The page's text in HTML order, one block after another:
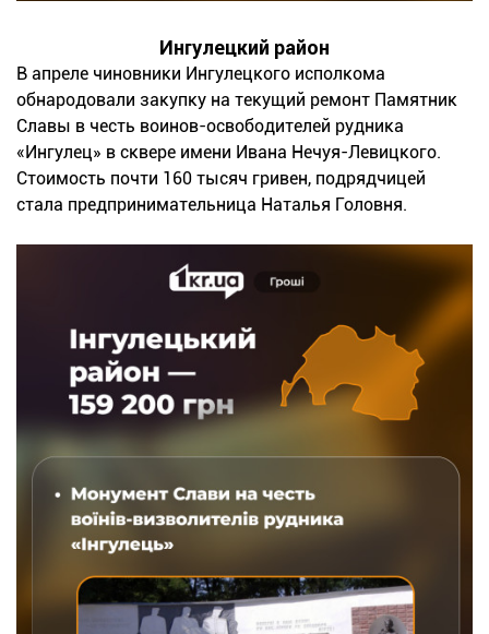
Ингулецкий район
В апреле чиновники Ингулецкого исполкома
обнародовали закупку на текущий ремонт Памятник
Славы в честь воинов-освободителей рудника
«Ингулец» в сквере имени Ивана Нечуя-Левицкого.
Стоимость почти 160 тысяч гривен, подрядчицей
стала предпринимательница Наталья Головня.